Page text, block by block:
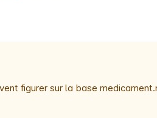
figurer sur la base